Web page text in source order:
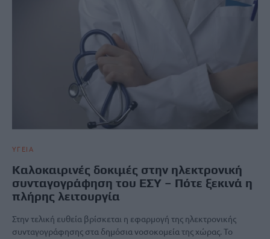
ΥΓΕΙΑ
Καλοκαιρινές δοκιμές στην ηλεκτρονική
συνταγογράφηση του ΕΣΥ – Πότε ξεκινά η
πλήρης λειτουργία
Στην τελική ευθεία βρίσκεται η εφαρμογή της ηλεκτρονικής
συνταγογράφησης στα δημόσια νοσοκομεία της χώρας. Το